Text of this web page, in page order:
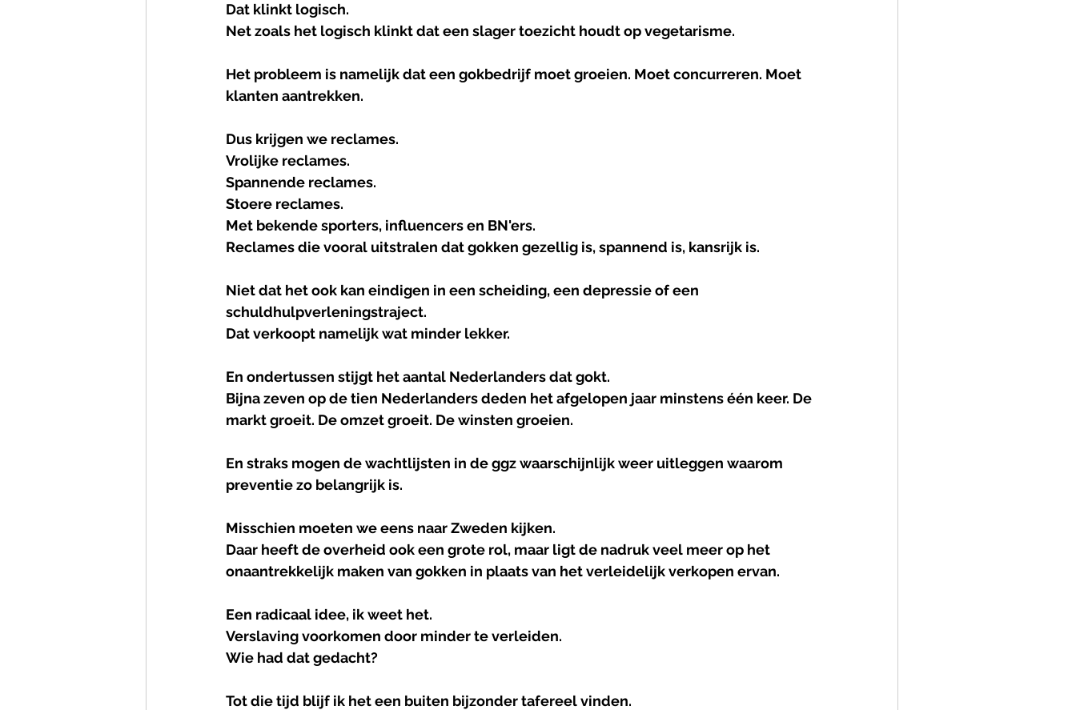
Dat klinkt logisch.
Net zoals het logisch klinkt dat een slager toezicht houdt op vegetarisme.
Het probleem is namelijk dat een gokbedrijf moet groeien. Moet concurreren. Moet
klanten aantrekken.
Dus krijgen we reclames.
Vrolijke reclames.
Spannende reclames.
Stoere reclames.
Met bekende sporters, influencers en BN'ers.
Reclames die vooral uitstralen dat gokken gezellig is, spannend is, kansrijk is.
Niet dat het ook kan eindigen in een scheiding, een depressie of een
schuldhulpverleningstraject.
Dat verkoopt namelijk wat minder lekker.
En ondertussen stijgt het aantal Nederlanders dat gokt.
Bijna zeven op de tien Nederlanders deden het afgelopen jaar minstens één keer. De
markt groeit. De omzet groeit. De winsten groeien.
En straks mogen de wachtlijsten in de ggz waarschijnlijk weer uitleggen waarom
preventie zo belangrijk is.
Misschien moeten we eens naar Zweden kijken.
Daar heeft de overheid ook een grote rol, maar ligt de nadruk veel meer op het
onaantrekkelijk maken van gokken in plaats van het verleidelijk verkopen ervan.
Een radicaal idee, ik weet het.
Verslaving voorkomen door minder te verleiden.
Wie had dat gedacht?
Tot die tijd blijf ik het een buiten bijzonder tafereel vinden.